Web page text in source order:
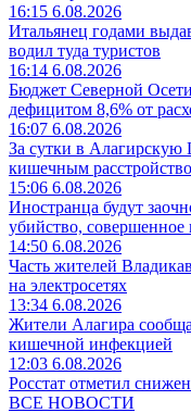
16:15 6.08.2026
Итальянец годами
водил туда туристов
16:14 6.08.2026
Бюджет Северной
дефицитом 8,6% от
16:07 6.08.2026
За сутки в Алагирскую
кишечным
15:06 6.08.2026
Иностранца будут
убийство, совершенное
14:50 6.08.2026
Часть жителей
на электросетях
13:34 6.08.2026
Жители Алагира
кишечной инфекцией
12:03 6.08.2026
Росстат отметил
ВСЕ НОВОСТИ